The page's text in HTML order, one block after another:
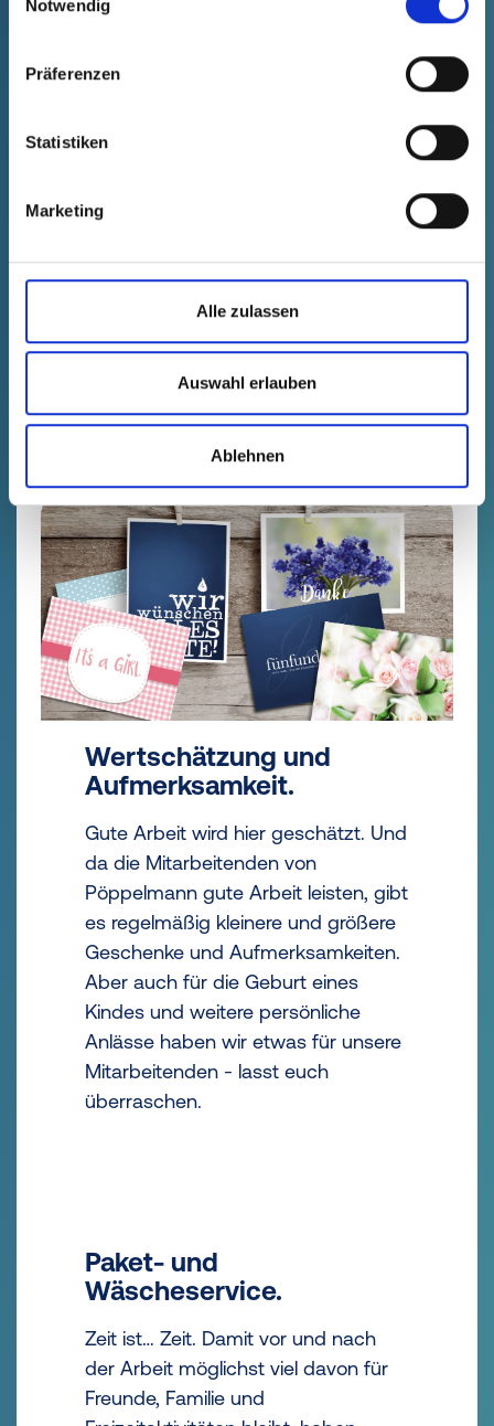
Notwendig
Präferenzen
Statistiken
Marketing
Alle zulassen
Auswahl erlauben
Ablehnen
Bühne und Museum.
Mit regelmäßigen Kooperationen
Möglichkeiten, das hiesige
Konditionen zu nutzen und werden
auch selbst zu Ausstellern im
Industriemuseum in Lohne.
Wertschätzung und
Aufmerksamkeit.
Gute Arbeit wird hier geschätzt. Und
da die Mitarbeitenden von
Pöppelmann gute Arbeit leisten, gibt
es regelmäßig kleinere und größere
Geschenke und Aufmerksamkeiten.
Aber auch für die Geburt eines
Kindes und weitere persönliche
Anlässe haben wir etwas für unsere
Mitarbeitenden - lasst euch
überraschen.
Paket- und
Wäscheservice.
Zeit ist… Zeit. Damit vor und nach
der Arbeit möglichst viel davon für
Freunde, Familie und